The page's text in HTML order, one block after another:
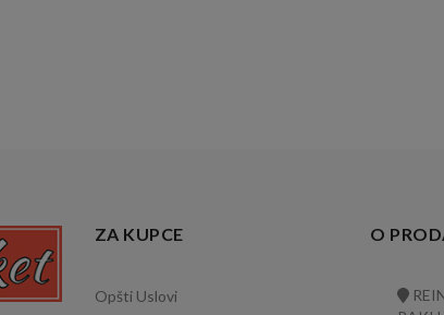
ZA KUPCE
Opšti Uslovi
O